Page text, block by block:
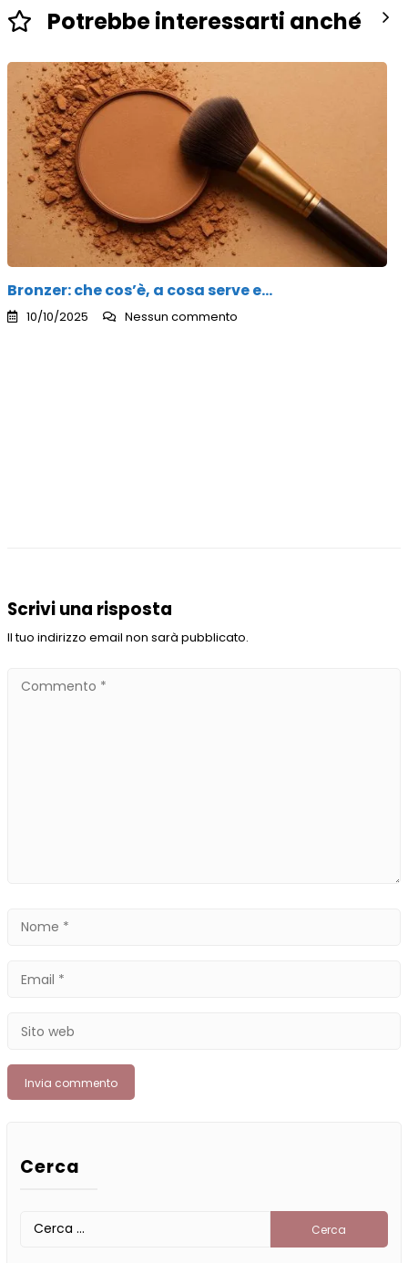
Potrebbe interessarti anche
Bronzer: che cos’è, a cosa serve e…
10/10/2025 Nessun commento
Scrivi una risposta
Il tuo indirizzo email non sarà pubblicato.
Commento
Nome
Email
Sito
Cerca
Ricerca
per: